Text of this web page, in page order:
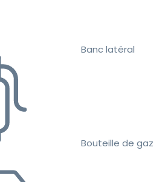
Banc latéral
Bouteille de gaz